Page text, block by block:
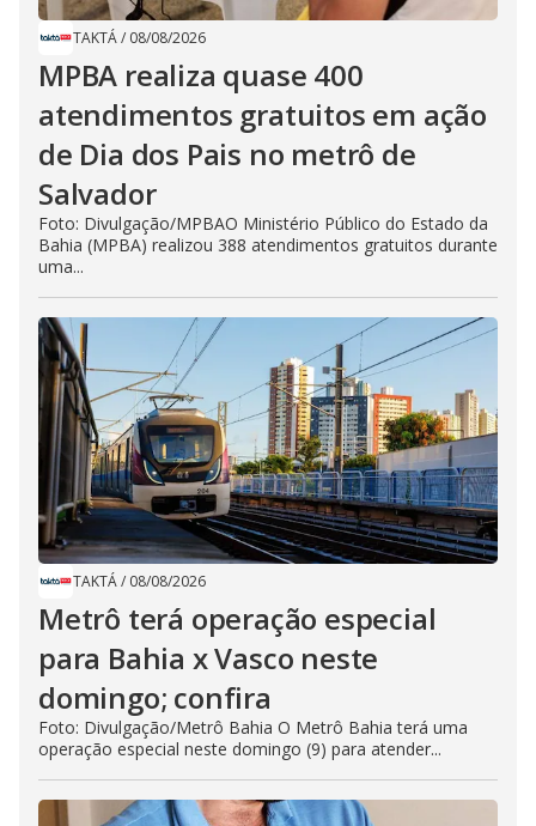
TAKTÁ/ 08/08/2026
MPBA realiza quase 400
atendimentos gratuitos em ação
de Dia dos Pais no metrô de
Salvador
Foto: Divulgação/MPBAO Ministério Público do Estado da
Bahia (MPBA) realizou 388 atendimentos gratuitos durante
uma...
TAKTÁ/ 08/08/2026
Metrô terá operação especial
para Bahia x Vasco neste
domingo; confira
Foto: Divulgação/Metrô Bahia O Metrô Bahia terá uma
operação especial neste domingo (9) para atender...